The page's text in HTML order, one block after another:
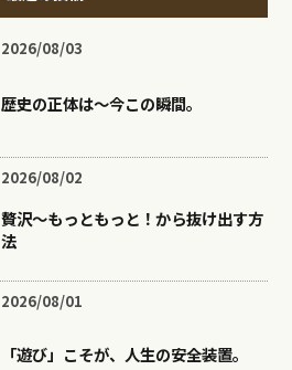
2026/08/03
歴史の正体は〜今この瞬間。
2026/08/02
贅沢〜もっともっと！から抜け出す方
法
2026/08/01
「遊び」こそが、人生の安全装置。